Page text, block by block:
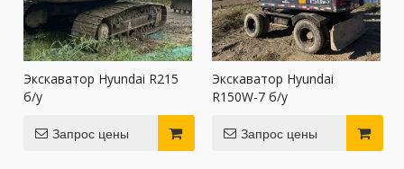
Экскаватор Hyundai R215
б/у
Запрос цены
Экскаватор Hyundai
R150W-7 б/у
Запрос цены